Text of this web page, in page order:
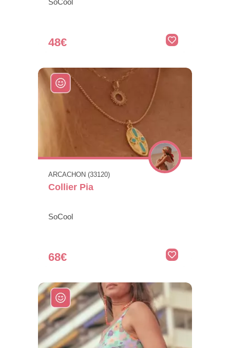
SoCool
48€
ARCACHON (33120)
Collier Pia
SoCool
68€